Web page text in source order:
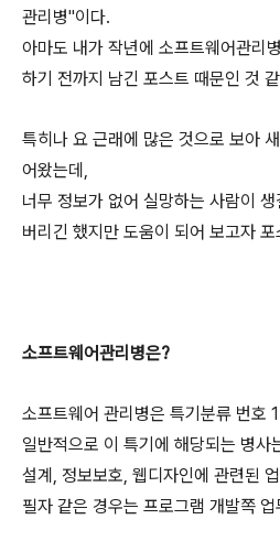
관리병"이다.
아마도 내가 작년에 소프트웨어관리
하기 전까지 남긴 포스트 때문인 것
특히나 요 근래에 많은 것으로 보아
어왔는데,
너무 정보가 없어 실망하는 사람이
버리긴 했지만 도움이 되어 보고자
소프트웨어관리병은?
소프트웨어 관리병은 특기분류 번호
일반적으로 이 특기에 해당되는 병사
설계, 정보보호, 웹디자인에 관련된
필자 같은 경우는 프로그램 개발쪽